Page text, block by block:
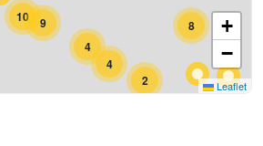
4
9
10
4
8
2
+
−
Leaflet